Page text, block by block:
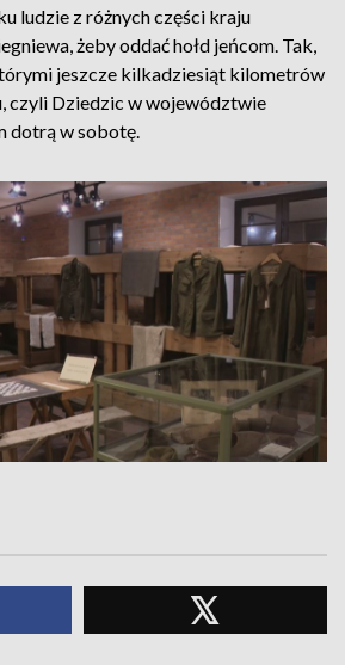
ludzie z różnych części kraju
żeby oddać hołd jeńcom. Tak,
jeszcze kilkadziesiąt kilometrów
czyli Dziedzic w województwie
dotrą w sobotę.